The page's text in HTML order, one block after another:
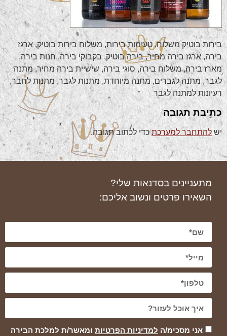
בירות בוטיק משלוח, טעימות בירות, משלוח בירות בוטיק, ארגז
בירה, ארגז בירה מחיר, בירה בוטיק, בקבוקי בירה, חנות בירה,
מארז בירה, משלוח בירה, סוגי בירה, שישיית בירה מחיר, מתנה
לגבר, מתנה לגברים, מתנה מיוחדת, מתנות לגבר, מתנות לחבר,
רעיונות למתנה לגבר
כתיבת תגובה
יש להתחבר למערכתכדי לכתוב תגובה.
מתעניינים בסדנאות שלי?
השאירו פרטים ונשוב אליכם:
אני מסכימ/ה למדיניות הפרטיות ומאשר/ת למלכת הבירה